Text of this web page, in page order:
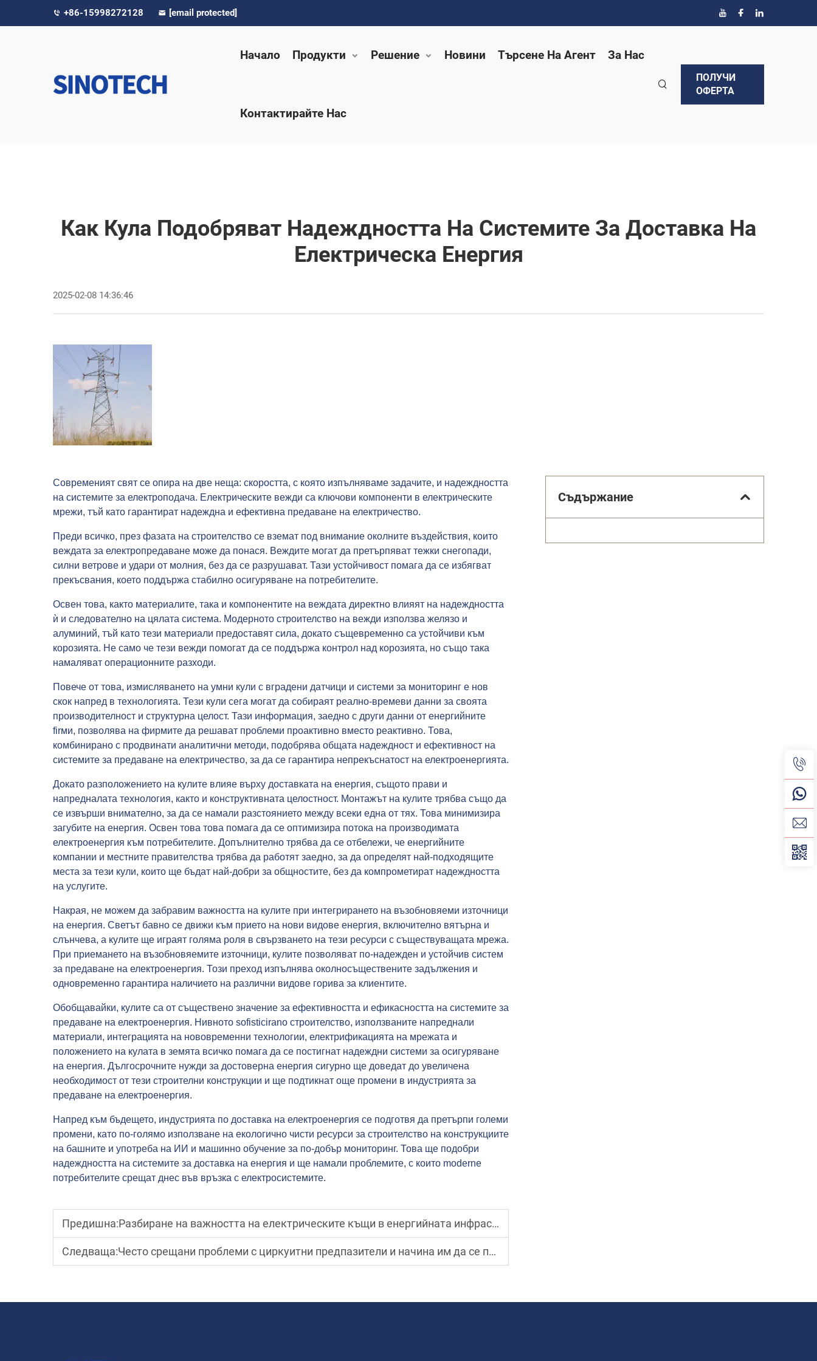
+86-15998272128 [email protected]
Начало Продукти Решение Новини Търсене На Агент За Нас
Контактирайте Нас
ПОЛУЧИ
ОФЕРТА
Как Кула Подобряват Надеждността На Системите За Доставка На
Електрическа Енергия
2025-02-08 14:36:46
Современият свят се опира на две неща: скоростта, с която изпълняваме задачите, и надеждността
на системите за електроподача. Електрическите вежди са ключови компоненти в електрическите
мрежи, тъй като гарантират надеждна и ефективна предаване на електричество.
Преди всичко, през фазата на строителство се вземат под внимание околните въздействия, които
веждата за електропредаване може да понася. Веждите могат да претърпяват тежки снегопади,
силни ветрове и удари от молния, без да се разрушават. Тази устойчивост помага да се избягват
прекъсвания, което поддържа стабилно осигуряване на потребителите.
Освен това, както материалите, така и компонентите на веждата директно влияят на надеждността
ѝ и следователно на цялата система. Модерното строителство на вежди използва желязо и
алуминий, тъй като тези материали предоставят сила, докато същевременно са устойчиви към
корозията. Не само че тези вежди помогат да се поддържа контрол над корозията, но също така
намаляват операционните разходи.
Повече от това, измисляването на умни кули с вградени датчици и системи за мониторинг е нов
скок напред в технологията. Тези кули сега могат да собираят реално-времеви данни за своята
производителност и структурна целост. Тази информация, заедно с други данни от енергийните
firми, позволява на фирмите да решават проблеми проактивно вместо реактивно. Това,
комбинирано с продвинати аналитични методи, подобрява общата надеждност и ефективност на
системите за предаване на електричество, за да се гарантира непрекъснатост на електроенергията.
Докато разположението на кулите влияе върху доставката на енергия, същото прави и
напредналата технология, както и конструктивната целостност. Монтажът на кулите трябва също да
се извърши внимателно, за да се намали разстоянието между всеки една от тях. Това минимизира
загубите на енергия. Освен това това помага да се оптимизира потока на производимата
електроенергия към потребителите. Допълнително трябва да се отбележи, че енергийните
компании и местните правителства трябва да работят заедно, за да определят най-подходящите
места за тези кули, които ще бъдат най-добри за общностите, без да компрометират надеждността
на услугите.
Накрая, не можем да забравим важността на кулите при интегрирането на възобновяеми източници
на енергия. Светът бавно се движи към прието на нови видове енергия, включително вятърна и
слънчева, а кулите ще играят голяма роля в свързването на тези ресурси с съществуващата мрежа.
При приемането на възобновяемите източници, кулите позволяват по-надежден и устойчив систем
за предаване на електроенергия. Този преход изпълнява околносъществените задължения и
одновременно гарантира наличието на различни видове горива за клиентите.
Обобщавайки, кулите са от съществено значение за ефективността и ефикасността на системите за
предаване на електроенергия. Нивното sofisticirano строителство, използваните напреднали
материали, интеграцията на нововременни технологии, електрификацията на мрежата и
положението на кулата в земята всичко помага да се постигнат надеждни системи за осигуряване
на енергия. Дългосрочните нужди за достоверна енергия сигурно ще доведат до увеличена
необходимост от тези строителни конструкции и ще подтикнат още промени в индустрията за
предаване на електроенергия.
Напред към бъдещето, индустрията по доставка на електроенергия се подготвя да претърпи големи
промени, като по-голямо използване на екологично чисти ресурси за строителство на конструкциите
на башните и употреба на ИИ и машинно обучение за по-добър мониторинг. Това ще подобри
надеждността на системите за доставка на енергия и ще намали проблемите, с които moderne
потребителите срещат днес във връзка с електросистемите.
Предишна:Разбиране на важността на електрическите къщи в енергийната инфраструктура
Следваща:Често срещани проблеми с циркуитни предпазители и начина им да се поправят
Съдържание